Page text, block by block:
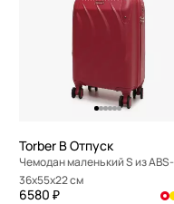
Torber В Отпуск
36x55x22 см
6580 ₽